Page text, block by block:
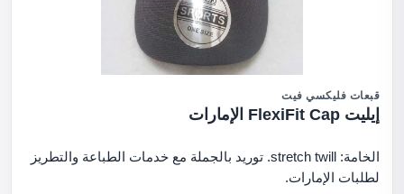
قبعات فليكسي فيت
إيليت FlexiFit Cap الإمارات
الخامة: stretch twill. توريد بالجملة مع خدمات الطباعة والتطريز
لطلبات الإمارات.